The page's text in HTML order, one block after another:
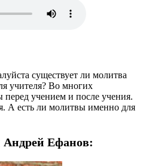
существует ли молитва
учителя? Во многих
перед учением и после учения.
А есть ли молитвы именно для
Андрей Ефанов: